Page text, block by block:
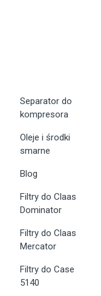
Separator do
kompresora
Oleje i środki
smarne
Blog
Filtry do Claas
Dominator
Filtry do Claas
Mercator
Filtry do Case
5140